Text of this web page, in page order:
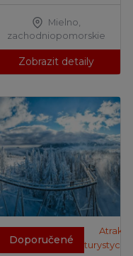
Mielno,
zachodniopomorskie
Zobrazit detaily
Doporučené
Atrakcje
turystyczne